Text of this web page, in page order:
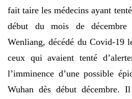
fait taire les médecins ayant
début du mois de
Wenliang, décédé du Covid-19
ceux qui avaient tenté
l’imminence d’une possible
Wuhan dès début décembre.